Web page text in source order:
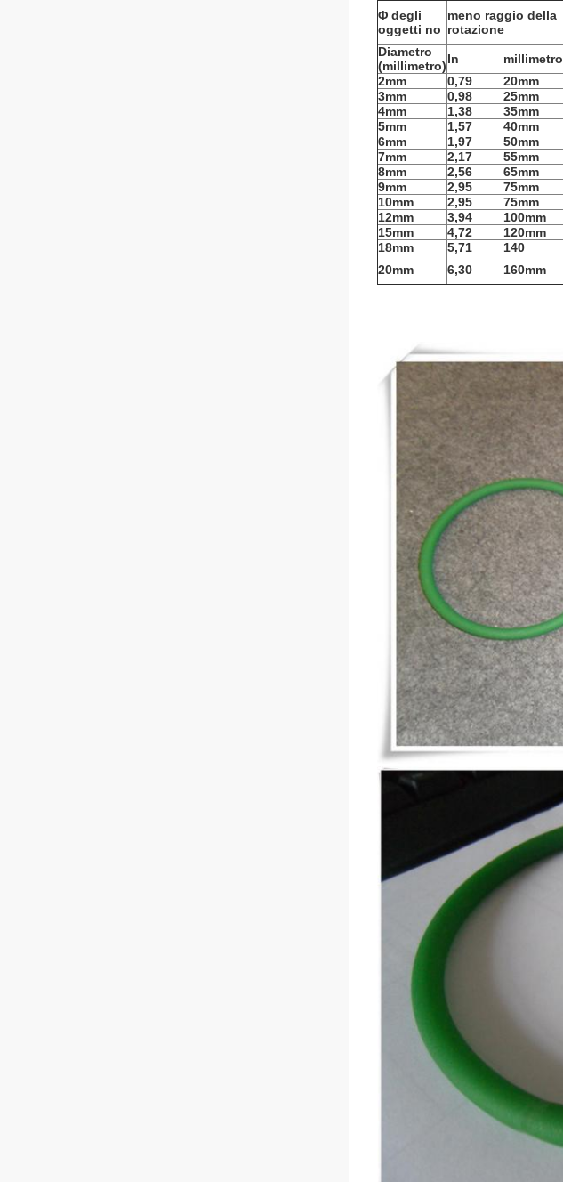
Φ degli
oggetti no
meno raggio della
rotazione
Diametro
(millimetro)In millimetro
2mm
0,79 20mm
3mm
0,98 25mm
4mm
1,38 35mm
5mm
1,57 40mm
6mm
1,97 50mm
7mm
2,17 55mm
8mm
2,56 65mm
9mm
2,95 75mm
10mm
2,95 75mm
12mm
3,94 100mm
15mm
4,72 120mm
18mm
5,71 140
20mm
6,30 160mm